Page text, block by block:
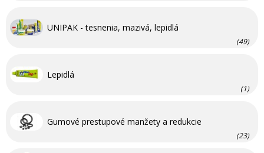
UNIPAK - tesnenia, mazivá, lepidlá
(49)
Lepidlá
(1)
Gumové prestupové manžety a redukcie
(23)